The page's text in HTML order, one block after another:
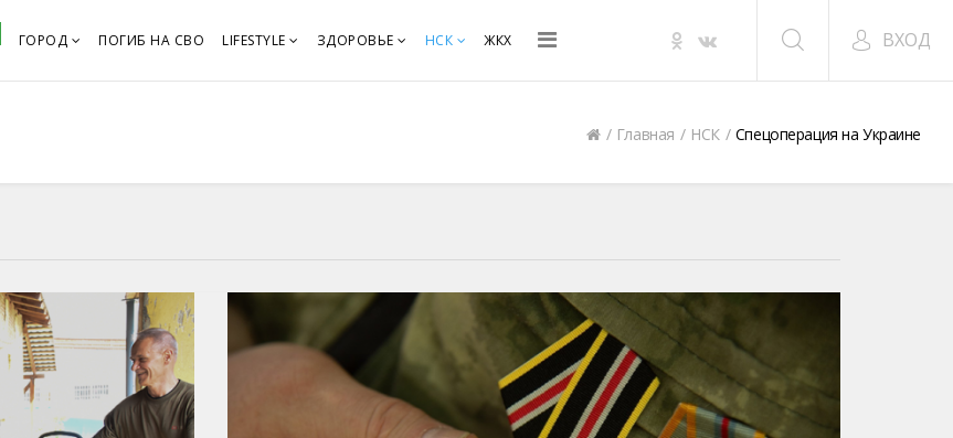
ГОРОД ПОГИБ НА СВО LIFESTYLE ЗДОРОВЬЕ НСК ЖКХ ВХОД
Главная НСК Спецоперация на Украине